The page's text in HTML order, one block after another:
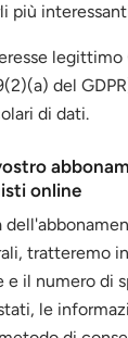
più
legittimo
del
di dati.
online
tratteremo
e il numero di
le